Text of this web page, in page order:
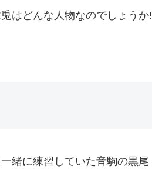
はどんな人物なのでしょうか!
緒に練習していた音駒の黒尾